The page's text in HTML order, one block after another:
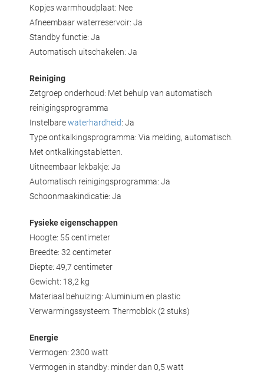
Kopjes warmhoudplaat: Nee
Afneembaar waterreservoir: Ja
Standby functie: Ja
Automatisch uitschakelen: Ja
Reiniging
Zetgroep onderhoud: Met behulp van automatisch
reinigingsprogramma
Instelbarewaterhardheid: Ja
Type ontkalkingsprogramma: Via melding, automatisch.
Met ontkalkingstabletten.
Uitneembaar lekbakje: Ja
Automatisch reinigingsprogramma: Ja
Schoonmaakindicatie: Ja
Fysieke eigenschappen
Hoogte: 55 centimeter
Breedte: 32 centimeter
Diepte: 49,7 centimeter
Gewicht: 18,2 kg
Materiaal behuizing: Aluminium en plastic
Verwarmingssysteem: Thermoblok (2 stuks)
Energie
Vermogen: 2300 watt
Vermogen in standby: minder dan 0,5 watt